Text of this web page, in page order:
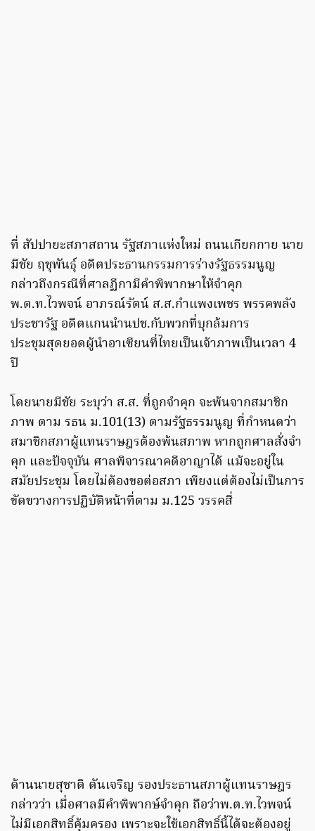
ที่ สัปปายะสภาสถาน รัฐสภาแห่งใหม่ ถนนเกียกกาย นาย
มีชัย ฤชุพันธุ์ อดีตประธานกรรมการร่างรัฐธรรมนูญ
กล่าวถึงกรณีที่ศาลฏีกามีคำพิพากษาให้จำคุก
พ.ต.ท.ไวพจน์ อาภรณ์รัตน์ ส.ส.กำแพงเพชร พรรคพลัง
ประชารัฐ อดีตแกนนำนปช.กับพวกที่บุกล้มการ
ประชุมสุดยอดผู้นำอาเซียนที่ไทยเป็นเจ้าภาพเป็นเวลา 4
ปี
โดยนายมีชัย ระบุว่า ส.ส. ที่ถูกจำคุก จะพ้นจากสมาชิก
ภาพ ตาม รธน ม.101(13) ตามรัฐธรรมนูญ ที่กำหนดว่า
สมาชิกสภาผู้แทนราษฎรต้องพ้นสภาพ หากถูกศาลสั่งจำ
คุก และปัจจุบัน ศาลพิจารณาคดีอาญาได้ แม้จะอยู่ใน
สมัยประชุม โดยไม่ต้องขอต่อสภา เพียงแต่ต้องไม่เป็นการ
ขัดขวางการปฏิบัติหน้าที่ตาม ม.125 วรรคสี่
ด้านนายสุชาติ ตันเจริญ รองประธานสภาผู้แทนราษฎร
กล่าวว่า เมื่อศาลมีคำพิพากษ์จำคุก ถือว่าพ.ต.ท.ไวพจน์
ไม่มีเอกสิทธิ์คุ้มครอง เพราะจะใช้เอกสิทธิ์นี้ได้จะต้องอยู่